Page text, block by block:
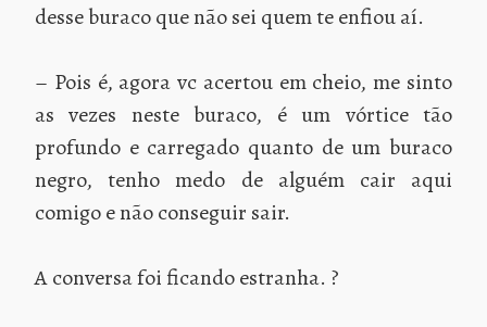
desse buraco que não sei quem te enfiou aí.
– Pois é, agora vc acertou em cheio, me sinto
as vezes neste buraco, é um vórtice tão
profundo e carregado quanto de um buraco
negro, tenho medo de alguém cair aqui
comigo e não conseguir sair.
A conversa foi ficando estranha. ?